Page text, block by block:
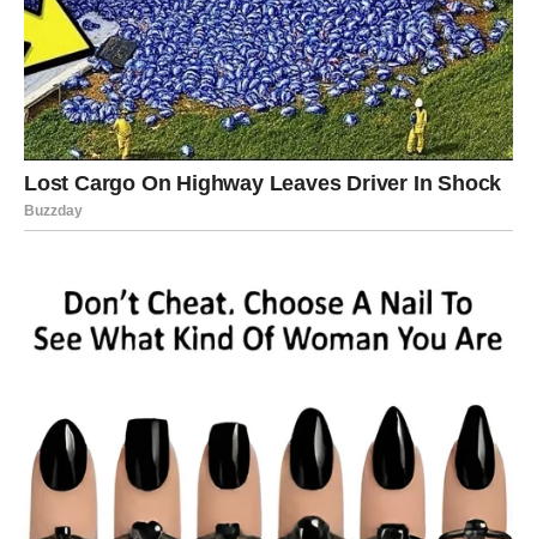
godine truda napokon isplaćuju. Zvijezde pokazuju
mogućnost velikog poslovnog uspjeha, značajne zarade
ili prilike koja mijenja finansijsku sliku.
Ono što dolazi vraća vam vjeru da nijedan napor nije bio
uzaludan.
Poruka zvijezda
Prihvatite uspjeh koji ste zaslužili.
Finansijska prognoza
Jarčevi će biti zadovoljni rezultatima koje postižu i
priznanjima koja dobijaju.